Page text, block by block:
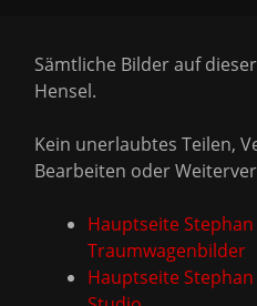
Sämtliche Bilder auf
Hensel.
Kein unerlaubtes Teilen,
Bearbeiten oder
Hauptseite
Traumwagenbilder
Hauptseite